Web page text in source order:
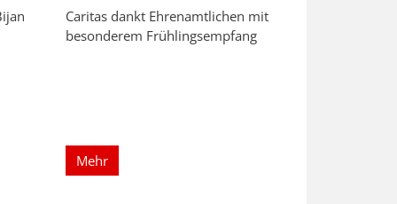
Caritas dankt Ehrenamtlichen mit
besonderem Frühlingsempfang
Mehr